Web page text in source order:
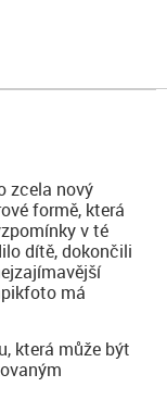
zcela nový
formě, která
v té
dítě, dokončili
má
která může být